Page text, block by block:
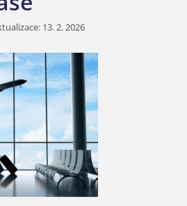
13. 2. 2026